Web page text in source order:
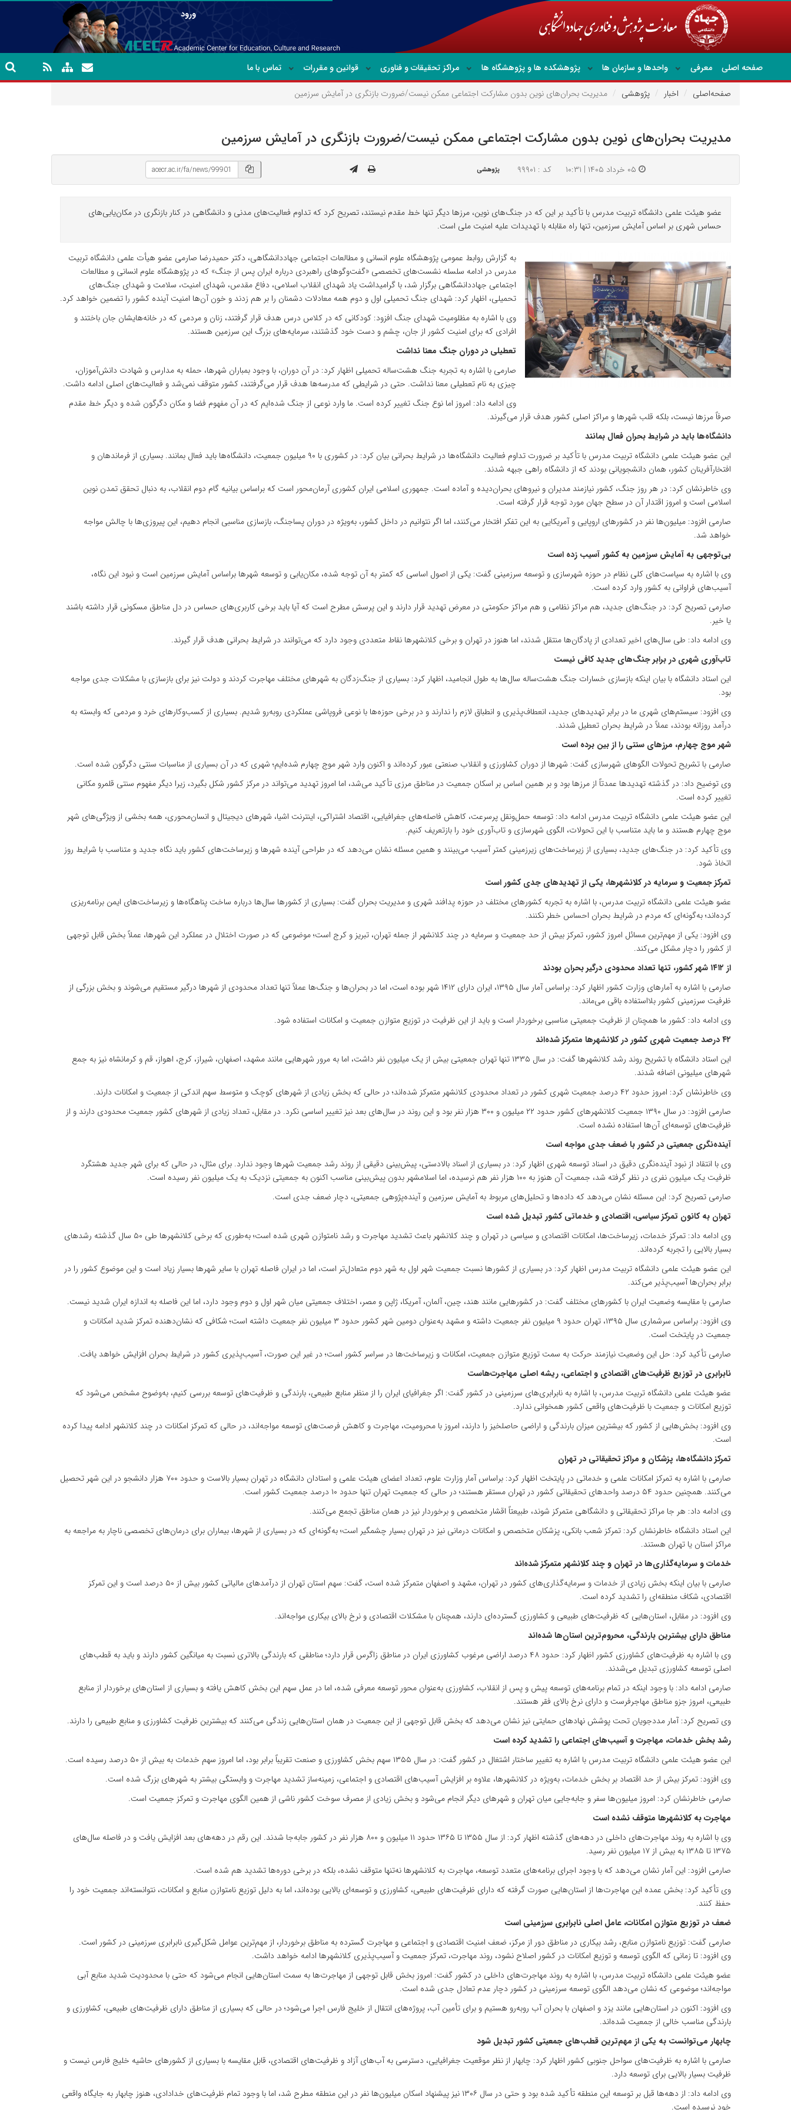
ورود
صفحه اصلی معرفی واحدها و سازمان ها پژوهشکده ها و پژوهشگاه ها مراکز تحقیقات و فناوری قوانین و مقررات
تماس با ما
صفحه‌اصلی
اخبار پژوهشی مدیریت بحران‌های نوین بدون مشارکت اجتماعی ممکن نیست/ضرورت بازنگری در آمایش سرزمین
مدیریت بحران‌های نوین بدون مشارکت اجتماعی ممکن نیست/ضرورت بازنگری در آمایش سرزمین
کد : ۹۹۹۰۱ پژوهشی
عضو هیئت علمی دانشگاه تربیت مدرس با تأکید بر این که در جنگ‌های نوین، مرزها دیگر تنها خط مقدم نیستند، تصریح کرد که تداوم فعالیت‌های مدنی و دانشگاهی در کنار بازنگری در مکان‌یابی‌های
حساس شهری بر اساس آمایش سرزمین، تنها راه مقابله با تهدیدات علیه امنیت ملی است.
به گزارش روابط عمومی پژوهشگاه علوم انسانی و مطالعات اجتماعی جهاددانشگاهی، دکتر حمیدرضا صارمی عضو هیأت علمی دانشگاه تربیت
مدرس در ادامه سلسله نشست‌های تخصصی «گفت‌وگوهای راهبردی درباره ایران پس از جنگ» که در پژوهشگاه علوم انسانی و مطالعات
اجتماعی جهاددانشگاهی برگزار شد، با گرامیداشت یاد شهدای انقلاب اسلامی، دفاع مقدس، شهدای امنیت، سلامت و شهدای جنگ‌های
تحمیلی، اظهار ‌کرد: شهدای جنگ تحمیلی اول و دوم همه معادلات دشمنان را بر هم زدند و خون آن‌ها امنیت آینده کشور را تضمین خواهد کرد.
وی با اشاره به مظلومیت شهدای جنگ افزود: کودکانی که در کلاس درس هدف قرار گرفتند، زنان و مردمی که در خانه‌هایشان جان باختند و
افرادی که برای امنیت کشور از جان، چشم و دست خود گذشتند، سرمایه‌های بزرگ این سرزمین هستند.
تعطیلی در دوران جنگ معنا نداشت
صارمی با اشاره به تجربه جنگ هشت‌ساله تحمیلی اظهار کرد: در آن دوران، با وجود بمباران شهرها، حمله به مدارس و شهادت دانش‌آموزان،
چیزی به نام تعطیلی معنا نداشت. حتی در شرایطی که مدرسه‌ها هدف قرار می‌گرفتند، کشور متوقف نمی‌شد و فعالیت‌های اصلی ادامه داشت.
وی ادامه داد: امروز اما نوع جنگ تغییر کرده است. ما وارد نوعی از جنگ شده‌ایم که در آن مفهوم فضا و مکان دگرگون شده و دیگر خط مقدم
صرفاً مرزها نیست، بلکه قلب شهرها و مراکز اصلی کشور هدف قرار می‌گیرند.
دانشگاه‌ها باید در شرایط بحران فعال بمانند
این عضو هیئت علمی دانشگاه تربیت مدرس با تأکید بر ضرورت تداوم فعالیت دانشگاه‌ها در شرایط بحرانی بیان کرد: در کشوری با ۹۰ میلیون جمعیت، دانشگاه‌ها باید فعال بمانند. بسیاری از فرماندهان و
افتخارآفرینان کشور، همان دانشجویانی بودند که از دانشگاه راهی جبهه شدند.
وی خاطرنشان کرد: در هر روز جنگ، کشور نیازمند مدیران و نیروهای بحران‌دیده و آماده است. جمهوری اسلامی ایران کشوری آرمان‌محور است که براساس بیانیه گام دوم انقلاب، به دنبال تحقق تمدن نوین
اسلامی است و امروز اقتدار آن در سطح جهان مورد توجه قرار گرفته است.
صارمی افزود: میلیون‌ها نفر در کشورهای اروپایی و آمریکایی به این تفکر افتخار می‌کنند، اما اگر نتوانیم در داخل کشور، به‌ویژه در دوران پساجنگ، بازسازی مناسبی انجام دهیم، این پیروزی‌ها با چالش مواجه
خواهد شد.
بی‌توجهی به آمایش سرزمین به کشور آسیب زده است
وی با اشاره به سیاست‌های کلی نظام در حوزه شهرسازی و توسعه سرزمینی گفت: یکی از اصول اساسی که کمتر به آن توجه شده، مکان‌یابی و توسعه شهرها براساس آمایش سرزمین است و نبود این نگاه،
آسیب‌های فراوانی به کشور وارد کرده است.
صارمی تصریح کرد: در جنگ‌های جدید، هم مراکز نظامی و هم مراکز حکومتی در معرض تهدید قرار دارند و این پرسش مطرح است که آیا باید برخی کاربری‌های حساس در دل مناطق مسکونی قرار داشته باشند
یا خیر.
وی ادامه داد: طی سال‌های اخیر تعدادی از پادگان‌ها منتقل شدند، اما هنوز در تهران و برخی کلانشهرها نقاط متعددی وجود دارد که می‌توانند در شرایط بحرانی هدف قرار گیرند.
تاب‌آوری شهری در برابر جنگ‌های جدید کافی نیست
این استاد دانشگاه با بیان اینکه بازسازی خسارات جنگ هشت‌ساله سال‌ها به طول انجامید، اظهار کرد: بسیاری از جنگ‌زدگان به شهرهای مختلف مهاجرت کردند و دولت نیز برای بازسازی با مشکلات جدی مواجه
بود.
وی افزود: سیستم‌های شهری ما در برابر تهدیدهای جدید، انعطاف‌پذیری و انطباق لازم را ندارند و در برخی حوزه‌ها با نوعی فروپاشی عملکردی روبه‌رو شدیم. بسیاری از کسب‌وکارهای خرد و مردمی که وابسته به
درآمد روزانه بودند، عملاً در شرایط بحران تعطیل شدند.
شهر موج چهارم، مرزهای سنتی را از بین برده است
صارمی با تشریح تحولات الگوهای شهرسازی گفت: شهرها از دوران کشاورزی و انقلاب صنعتی عبور کرده‌اند و اکنون وارد شهر موج چهارم شده‌ایم؛ شهری که در آن بسیاری از مناسبات سنتی دگرگون شده است.
وی توضیح داد: در گذشته تهدیدها عمدتاً از مرزها بود و بر همین اساس بر اسکان جمعیت در مناطق مرزی تأکید می‌شد، اما امروز تهدید می‌تواند در مرکز کشور شکل بگیرد، زیرا دیگر مفهوم سنتی قلمرو مکانی
تغییر کرده است.
این عضو هیئت علمی دانشگاه تربیت مدرس ادامه داد: توسعه حمل‌ونقل پرسرعت، کاهش فاصله‌های جغرافیایی، اقتصاد اشتراکی، اینترنت اشیا، شهرهای دیجیتال و انسان‌محوری، همه بخشی از ویژگی‌های شهر
موج چهارم هستند و ما باید متناسب با این تحولات، الگوی شهرسازی و تاب‌آوری خود را بازتعریف کنیم.
وی تأکید کرد: در جنگ‌های جدید، بسیاری از زیرساخت‌های زیرزمینی کمتر آسیب می‌بینند و همین مسئله نشان می‌دهد که در طراحی آینده شهرها و زیرساخت‌های کشور باید نگاه جدید و متناسب با شرایط روز
اتخاذ شود.
تمرکز جمعیت و سرمایه در کلانشهرها، یکی از تهدیدهای جدی کشور است
عضو هیئت علمی دانشگاه تربیت مدرس، با اشاره به تجربه کشورهای مختلف در حوزه پدافند شهری و مدیریت بحران گفت: بسیاری از کشورها سال‌ها درباره ساخت پناهگاه‌ها و زیرساخت‌های ایمن برنامه‌ریزی
کرده‌اند؛ به‌گونه‌ای که مردم در شرایط بحران احساس خطر نکنند.
وی افزود: یکی از مهم‌ترین مسائل امروز کشور، تمرکز بیش از حد جمعیت و سرمایه در چند کلانشهر از جمله تهران، تبریز و کرج است؛ موضوعی که در صورت اختلال در عملکرد این شهرها، عملاً بخش قابل توجهی
از کشور را دچار مشکل می‌کند.
از ۱۴۱۲ شهر کشور، تنها تعداد محدودی درگیر بحران بودند
صارمی با اشاره به آمارهای وزارت کشور اظهار کرد: براساس آمار سال ۱۳۹۵، ایران دارای ۱۴۱۲ شهر بوده است، اما در بحران‌ها و جنگ‌ها عملاً تنها تعداد محدودی از شهرها درگیر مستقیم می‌شوند و بخش بزرگی از
ظرفیت سرزمینی کشور بلااستفاده باقی می‌ماند.
وی ادامه داد: کشور ما همچنان از ظرفیت جمعیتی مناسبی برخوردار است و باید از این ظرفیت در توزیع متوازن جمعیت و امکانات استفاده شود.
۴۲ درصد جمعیت شهری کشور در کلانشهرها متمرکز شده‌اند
این استاد دانشگاه با تشریح روند رشد کلانشهرها گفت: در سال ۱۳۳۵ تنها تهران جمعیتی بیش از یک میلیون نفر داشت، اما به مرور شهرهایی مانند مشهد، اصفهان، شیراز، کرج، اهواز، قم و کرمانشاه نیز به جمع
شهرهای میلیونی اضافه شدند.
وی خاطرنشان کرد: امروز حدود ۴۲ درصد جمعیت شهری کشور در تعداد محدودی کلانشهر متمرکز شده‌اند؛ در حالی که بخش زیادی از شهرهای کوچک و متوسط سهم اندکی از جمعیت و امکانات دارند.
صارمی افزود: در سال ۱۳۹۰ جمعیت کلانشهرهای کشور حدود ۲۲ میلیون و ۳۰۰ هزار نفر بود و این روند در سال‌های بعد نیز تغییر اساسی نکرد. در مقابل، تعداد زیادی از شهرهای کشور جمعیت محدودی دارند و از
ظرفیت‌های توسعه‌ای آن‌ها استفاده نشده است.
آینده‌نگری جمعیتی در کشور با ضعف جدی مواجه است
وی با انتقاد از نبود آینده‌نگری دقیق در اسناد توسعه شهری اظهار کرد: در بسیاری از اسناد بالادستی، پیش‌بینی دقیقی از روند رشد جمعیت شهرها وجود ندارد. برای مثال، در حالی که برای شهر جدید هشتگرد
ظرفیت یک میلیون نفری در نظر گرفته شد، جمعیت آن هنوز به ۱۰۰ هزار نفر هم نرسیده، اما اسلامشهر بدون پیش‌بینی مناسب اکنون به جمعیتی نزدیک به یک میلیون نفر رسیده است.
صارمی تصریح کرد: این مسئله نشان می‌دهد که داده‌ها و تحلیل‌های مربوط به آمایش سرزمین و آینده‌پژوهی جمعیتی، دچار ضعف جدی است.
تهران به کانون تمرکز سیاسی، اقتصادی و خدماتی کشور تبدیل شده است
وی ادامه داد: تمرکز خدمات، زیرساخت‌ها، امکانات اقتصادی و سیاسی در تهران و چند کلانشهر باعث تشدید مهاجرت و رشد نامتوازن شهری شده است؛ به‌طوری که برخی کلانشهرها طی ۵۰ سال گذشته رشدهای
بسیار بالایی را تجربه کرده‌اند.
این عضو هیئت علمی دانشگاه تربیت مدرس اظهار کرد: در بسیاری از کشورها نسبت جمعیت شهر اول به شهر دوم متعادل‌تر است، اما در ایران فاصله تهران با سایر شهرها بسیار زیاد است و این موضوع کشور را در
برابر بحران‌ها آسیب‌پذیر می‌کند.
صارمی با مقایسه وضعیت ایران با کشورهای مختلف گفت: در کشورهایی مانند هند، چین، آلمان، آمریکا، ژاپن و مصر، اختلاف جمعیتی میان شهر اول و دوم وجود دارد، اما این فاصله به اندازه ایران شدید نیست.
وی افزود: براساس سرشماری سال ۱۳۹۵، تهران حدود ۹ میلیون نفر جمعیت داشته و مشهد به‌عنوان دومین شهر کشور حدود ۳ میلیون نفر جمعیت داشته است؛ شکافی که نشان‌دهنده تمرکز شدید امکانات و
جمعیت در پایتخت است.
صارمی تأکید کرد: حل این وضعیت نیازمند حرکت به سمت توزیع متوازن جمعیت، امکانات و زیرساخت‌ها در سراسر کشور است؛ در غیر این صورت، آسیب‌پذیری کشور در شرایط بحران افزایش خواهد یافت.
نابرابری در توزیع ظرفیت‌های اقتصادی و اجتماعی، ریشه اصلی مهاجرت‌هاست
عضو هیئت علمی دانشگاه تربیت مدرس، با اشاره به نابرابری‌های سرزمینی در کشور گفت: اگر جغرافیای ایران را از منظر منابع طبیعی، بارندگی و ظرفیت‌های توسعه بررسی کنیم، به‌وضوح مشخص می‌شود که
توزیع امکانات و جمعیت با ظرفیت‌های واقعی کشور همخوانی ندارد.
وی افزود: بخش‌هایی از کشور که بیشترین میزان بارندگی و اراضی حاصلخیز را دارند، امروز با محرومیت، مهاجرت و کاهش فرصت‌های توسعه مواجه‌اند، در حالی که تمرکز امکانات در چند کلانشهر ادامه پیدا کرده
است.
تمرکز دانشگاه‌ها، پزشکان و مراکز تحقیقاتی در تهران
صارمی با اشاره به تمرکز امکانات علمی و خدماتی در پایتخت اظهار کرد: براساس آمار وزارت علوم، تعداد اعضای هیئت علمی و استادان دانشگاه در تهران بسیار بالاست و حدود ۷۰۰ هزار دانشجو در این شهر تحصیل
می‌کنند. همچنین حدود ۵۴ درصد واحدهای تحقیقاتی کشور در تهران مستقر هستند؛ در حالی که جمعیت تهران تنها حدود ۱۰ درصد جمعیت کشور است.
وی ادامه داد: هر جا مراکز تحقیقاتی و دانشگاهی متمرکز شوند، طبیعتاً اقشار متخصص و برخوردار نیز در همان مناطق تجمع می‌کنند.
این استاد دانشگاه خاطرنشان کرد: تمرکز شعب بانکی، پزشکان متخصص و امکانات درمانی نیز در تهران بسیار چشمگیر است؛ به‌گونه‌ای که در بسیاری از شهرها، بیماران برای درمان‌های تخصصی ناچار به مراجعه به
مراکز استان یا تهران هستند.
خدمات و سرمایه‌گذاری‌ها در تهران و چند کلانشهر متمرکز شده‌اند
صارمی با بیان اینکه بخش زیادی از خدمات و سرمایه‌گذاری‌های کشور در تهران، مشهد و اصفهان متمرکز شده است، گفت: سهم استان تهران از درآمدهای مالیاتی کشور بیش از ۵۰ درصد است و این تمرکز
اقتصادی، شکاف منطقه‌ای را تشدید کرده است.
وی افزود: در مقابل، استان‌هایی که ظرفیت‌های طبیعی و کشاورزی گسترده‌ای دارند، همچنان با مشکلات اقتصادی و نرخ بالای بیکاری مواجه‌اند.
مناطق دارای بیشترین بارندگی، محروم‌ترین استان‌ها شده‌اند
وی با اشاره به ظرفیت‌های کشاورزی کشور اظهار کرد: حدود ۴۸ درصد اراضی مرغوب کشاورزی ایران در مناطق زاگرس قرار دارد؛ مناطقی که بارندگی بالاتری نسبت به میانگین کشور دارند و باید به قطب‌های
اصلی توسعه کشاورزی تبدیل می‌شدند.
صارمی ادامه داد: با وجود اینکه در تمام برنامه‌های توسعه پیش و پس از انقلاب، کشاورزی به‌عنوان محور توسعه معرفی شده، اما در عمل سهم این بخش کاهش یافته و بسیاری از استان‌های برخوردار از منابع
طبیعی، امروز جزو مناطق مهاجرفرست و دارای نرخ بالای فقر هستند.
وی تصریح کرد: آمار مددجویان تحت پوشش نهادهای حمایتی نیز نشان می‌دهد که بخش قابل توجهی از این جمعیت در همان استان‌هایی زندگی می‌کنند که بیشترین ظرفیت کشاورزی و منابع طبیعی را دارند.
رشد بخش خدمات، مهاجرت و آسیب‌های اجتماعی را تشدید کرده است
این عضو هیئت علمی دانشگاه تربیت مدرس با اشاره به تغییر ساختار اشتغال در کشور گفت: در سال ۱۳۵۵ سهم بخش کشاورزی و صنعت تقریباً برابر بود، اما امروز سهم خدمات به بیش از ۵۰ درصد رسیده است.
وی افزود: تمرکز بیش از حد اقتصاد بر بخش خدمات، به‌ویژه در کلانشهرها، علاوه بر افزایش آسیب‌های اقتصادی و اجتماعی، زمینه‌ساز تشدید مهاجرت و وابستگی بیشتر به شهرهای بزرگ شده است.
صارمی خاطرنشان کرد: امروز میلیون‌ها سفر و جابه‌جایی میان تهران و شهرهای دیگر انجام می‌شود و بخش زیادی از مصرف سوخت کشور ناشی از همین الگوی مهاجرت و تمرکز جمعیت است.
مهاجرت به کلانشهرها متوقف نشده است
وی با اشاره به روند مهاجرت‌های داخلی در دهه‌های گذشته اظهار کرد: از سال ۱۳۵۵ تا ۱۳۶۵ حدود ۱۱ میلیون و ۸۰۰ هزار نفر در کشور جابه‌جا شدند. این رقم در دهه‌های بعد افزایش یافت و در فاصله سال‌های
۱۳۷۵ تا ۱۳۸۵ به بیش از ۱۷ میلیون نفر رسید.
صارمی افزود: این آمار نشان می‌دهد که با وجود اجرای برنامه‌های متعدد توسعه، مهاجرت به کلانشهرها نه‌تنها متوقف نشده، بلکه در برخی دوره‌ها تشدید هم شده است.
وی تأکید کرد: بخش عمده این مهاجرت‌ها از استان‌هایی صورت گرفته که دارای ظرفیت‌های طبیعی، کشاورزی و توسعه‌ای بالایی بوده‌اند، اما به دلیل توزیع نامتوازن منابع و امکانات، نتوانسته‌اند جمعیت خود را
حفظ کنند.
ضعف در توزیع متوازن امکانات، عامل اصلی نابرابری سرزمینی است
صارمی گفت: توزیع نامتوازن منابع، رشد بیکاری در مناطق دور از مرکز، ضعف امنیت اقتصادی و اجتماعی و مهاجرت گسترده به مناطق برخوردار، از مهم‌ترین عوامل شکل‌گیری نابرابری سرزمینی در کشور است.
وی افزود: تا زمانی که الگوی توسعه و توزیع امکانات در کشور اصلاح نشود، روند مهاجرت، تمرکز جمعیت و آسیب‌پذیری کلانشهرها ادامه خواهد داشت.
عضو هیئت علمی دانشگاه تربیت مدرس، با اشاره به روند مهاجرت‌های داخلی در کشور گفت: امروز بخش قابل توجهی از مهاجرت‌ها به سمت استان‌هایی انجام می‌شود که حتی با محدودیت شدید منابع آبی
مواجه‌اند؛ موضوعی که نشان می‌دهد الگوی توسعه سرزمینی در کشور دچار عدم تعادل جدی شده است.
وی افزود: اکنون در استان‌هایی مانند یزد و اصفهان با بحران آب روبه‌رو هستیم و برای تأمین آب، پروژه‌های انتقال از خلیج فارس اجرا می‌شود؛ در حالی که بسیاری از مناطق دارای ظرفیت‌های طبیعی، کشاورزی و
بارندگی مناسب خالی از جمعیت شده‌اند.
چابهار می‌توانست به یکی از مهم‌ترین قطب‌های جمعیتی کشور تبدیل شود
صارمی با اشاره به ظرفیت‌های سواحل جنوبی کشور اظهار کرد: چابهار از نظر موقعیت جغرافیایی، دسترسی به آب‌های آزاد و ظرفیت‌های اقتصادی، قابل مقایسه با بسیاری از کشورهای حاشیه خلیج فارس نیست و
ظرفیت بسیار بالایی برای توسعه دارد.
وی ادامه داد: از دهه‌ها قبل بر توسعه این منطقه تأکید شده بود و حتی در سال ۱۳۰۶ نیز پیشنهاد اسکان میلیون‌ها نفر در این منطقه مطرح شد، اما با وجود تمام ظرفیت‌های خدادادی، هنوز چابهار به جایگاه واقعی
خود نرسیده است.